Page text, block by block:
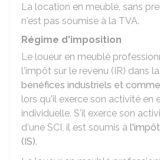
La location en meublé, sans
n'est pas soumise à la TVA.
Régime d'imposition
Le loueur en meublé
l'impôt sur le revenu (IR) dans
bénéfices industriels et
lors qu'il exerce son activité en
individuelle. S'il exerce son
d'une SCI, il est soumis à
(IS).